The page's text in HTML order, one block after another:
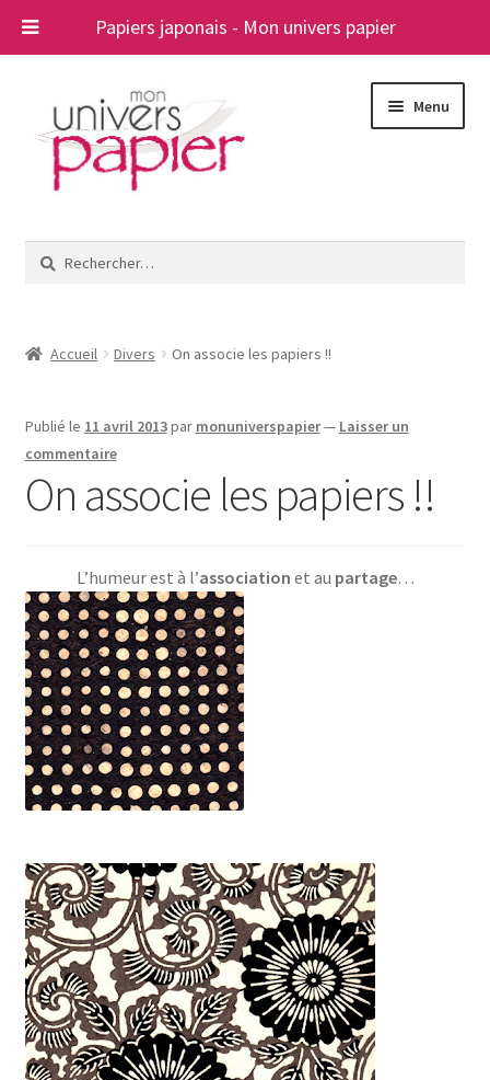
Papiers japonais - Mon univers papier
navigation
contenu
Menu
le
A propos
Rechercher :
Accueil Divers On associe les papiers !!
Publié le 11 avril 2013par monuniverspapier— Laisser un
commentaire
On associe les papiers !!
L’humeur est à l’association et au partage…